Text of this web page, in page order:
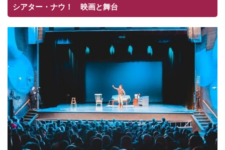
シアター・ナウ！ 映画と舞台